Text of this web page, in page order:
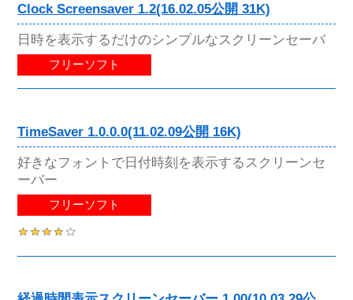
Clock Screensaver 1.2(16.02.05公開 31K)
日時を表示するだけのシンプルなスクリーンセーバ
フリーソフト
TimeSaver 1.0.0.0(11.02.09公開 16K)
好きなフォントで日付時刻を表示するスクリーンセ
ーバー
フリーソフト